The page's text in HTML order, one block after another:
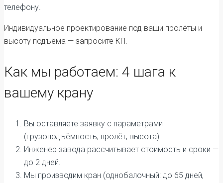
телефону.
Индивидуальное проектирование под ваши пролёты и
высоту подъёма — запросите КП.
Как мы работаем: 4 шага к
вашему крану
Вы оставляете заявку с параметрами
(грузоподъёмность, пролёт, высота).
Инженер завода рассчитывает стоимость и сроки —
до 2 дней.
Мы производим кран (однобалочный: до 65 дней,